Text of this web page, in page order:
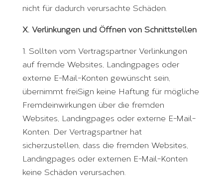
nicht für dadurch verursachte Schäden.
X. Verlinkungen und Öffnen von Schnittstellen
1. Sollten vom Vertragspartner Verlinkungen
auf fremde Websites, Landingpages oder
externe E-Mail-Konten gewünscht sein,
übernimmt freiSign keine Haftung für mögliche
Fremdeinwirkungen über die fremden
Websites, Landingpages oder externe E-Mail-
Konten. Der Vertragspartner hat
sicherzustellen, dass die fremden Websites,
Landingpages oder externen E-Mail-Konten
keine Schäden verursachen.